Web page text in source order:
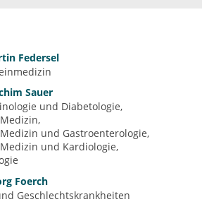
Federsel
Sauer
und Diabetologie
und Gastroenterologie
und Kardiologie
Foerch
Geschlechtskrankheiten